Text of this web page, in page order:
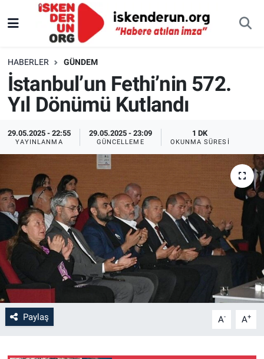
HABERLER GÜNDEM
İstanbul’un Fethi’nin 572.
Yıl Dönümü Kutlandı
29.05.2025 - 22:55
YAYINLANMA
29.05.2025 - 23:09
GÜNCELLEME
1 DK
OKUNMA SÜRESI
Paylaş A- A+